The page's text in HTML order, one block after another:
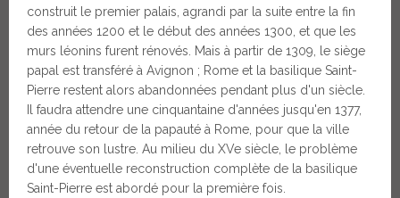
construit le premier palais, agrandi par la suite entre la fin
des années 1200 et le début des années 1300, et que les
murs léonins furent rénovés. Mais à partir de 1309, le siège
papal est transféré à Avignon ; Rome et la basilique Saint-
Pierre restent alors abandonnées pendant plus d'un siècle.
Il faudra attendre une cinquantaine d'années jusqu'en 1377,
année du retour de la papauté à Rome, pour que la ville
retrouve son lustre. Au milieu du XVe siècle, le problème
d'une éventuelle reconstruction complète de la basilique
Saint-Pierre est abordé pour la première fois.